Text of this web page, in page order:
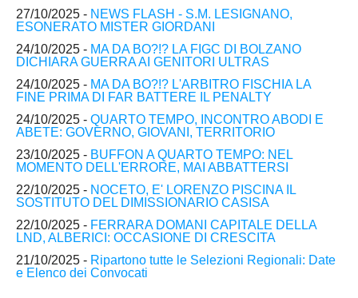
27/10/2025 - NEWS FLASH - S.M. LESIGNANO,
ESONERATO MISTER GIORDANI
24/10/2025 - MA DA BO?!? LA FIGC DI BOLZANO
DICHIARA GUERRA AI GENITORI ULTRAS
24/10/2025 - MA DA BO?!? L'ARBITRO FISCHIA LA
FINE PRIMA DI FAR BATTERE IL PENALTY
24/10/2025 - QUARTO TEMPO, INCONTRO ABODI E
ABETE: GOVERNO, GIOVANI, TERRITORIO
23/10/2025 - BUFFON A QUARTO TEMPO: NEL
MOMENTO DELL'ERRORE, MAI ABBATTERSI
22/10/2025 - NOCETO, E' LORENZO PISCINA IL
SOSTITUTO DEL DIMISSIONARIO CASISA
22/10/2025 - FERRARA DOMANI CAPITALE DELLA
LND, ALBERICI: OCCASIONE DI CRESCITA
21/10/2025 - Ripartono tutte le Selezioni Regionali: Date
e Elenco dei Convocati